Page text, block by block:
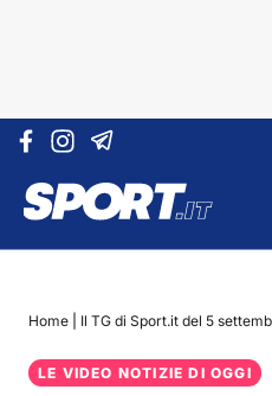
Vai al contenuto
Home Il TG di Sport.it del 5
LE VIDEO NOTIZIE DI OGGI